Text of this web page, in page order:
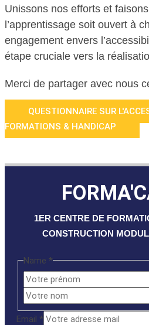
Unissons nos efforts et
l’apprentissage soit ouvert à
engagement envers
étape cruciale vers la
Merci de partager avec nous
QUESTIONNAIRE SUR
FORMATIONS & HANDICAP
1ER CENTRE DE
CONSTRUCTION
Name *
Name
Email *